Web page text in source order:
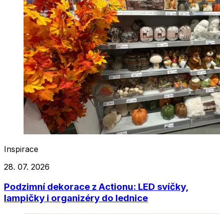
Inspirace
28. 07. 2026
Podzimní dekorace z Actionu: LED svíčky,
lampičky i organizéry do lednice